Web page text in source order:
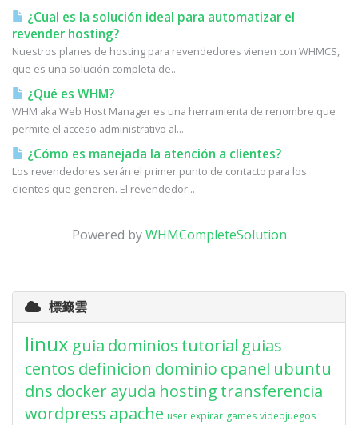
¿Cual es la solución ideal para automatizar el
revender hosting?
Nuestros planes de hosting para revendedores vienen con WHMCS,
que es una solución completa de...
¿Qué es WHM?
WHM aka Web Host Manager es una herramienta de renombre que
permite el acceso administrativo al...
¿Cómo es manejada la atención a clientes?
Los revendedores serán el primer punto de contacto para los
clientes que generen. El revendedor...
Powered byWHMCompleteSolution
標籤雲
linux guia dominios tutorial guias
centos definicion dominio cpanel ubuntu
dns dockerayuda hosting transferencia
wordpress apache user expirar games videojuegos